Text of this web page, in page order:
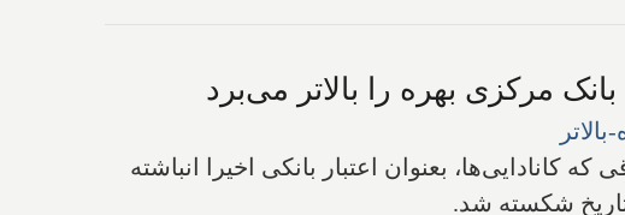
مرکزی بهره را بالاتر می‌برد
بعنوان اعتبار بانکی اخیرا انباشته